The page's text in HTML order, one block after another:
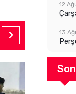
12
13